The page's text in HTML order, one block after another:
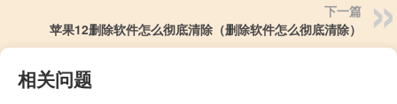
下一篇
苹果12删除软件怎么彻底清除（删除软件怎么彻底清除）
相关问题